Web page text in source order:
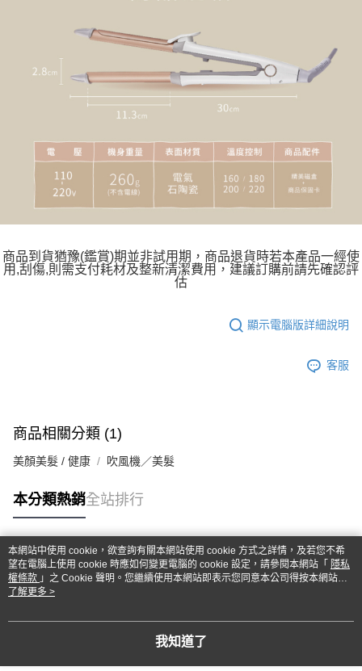
商品到貨猶豫(鑑賞)期並非試用期，商品退貨時若本產品一經使
用,刮傷,則需支付耗材及整新清潔費用，建議訂購前請先確認評
估
顯示電腦版詳細說明
客服
商品相關分類 (1)
美顏美髮 / 健康 吹風機／美髮
本分類熱銷全站排行
熱門標籤
本網站中使用 cookie，欲查詢有關本網站使用 cookie 方式之詳情，及若您不希
望在電腦上使用 cookie 時應如何變更電腦的 cookie 設定，請參閱本網站「 隱私
權條款 」之 Cookie 聲明。您繼續使用本網站即表示您同意本公司得按本網站使
用條款之 Cookie 聲明使用 cookie。
了解更多 >
我知道了